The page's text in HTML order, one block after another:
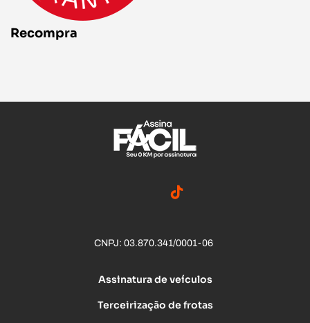
Recompra
CNPJ: 03.870.341/0001-06
Assinatura de veículos
Terceirização de frotas